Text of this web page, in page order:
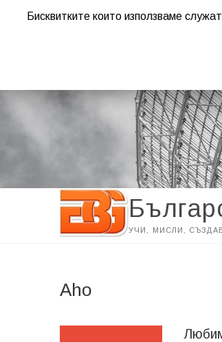
Warning: "continue" targeting switch is
УЧИ, МИСЛИ,
Aho
Бисквитките които използваме